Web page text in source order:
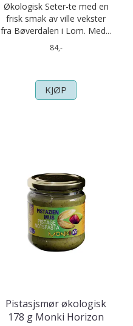
Økologisk Seter-te med en
frisk smak av ville vekster
fra Bøverdalen i Lom. Med...
84,-
KJØP
Pistasjsmør økologisk
178 g Monki Horizon